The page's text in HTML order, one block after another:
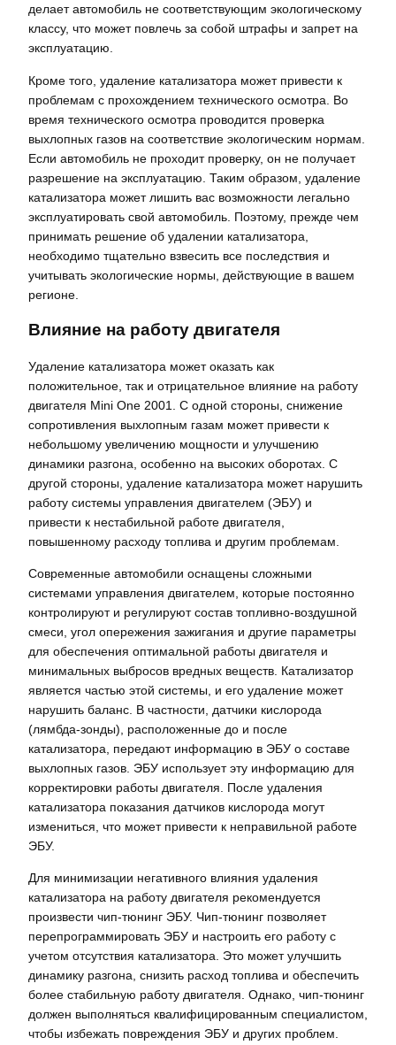
делает автомобиль не соответствующим экологическому
классу, что может повлечь за собой штрафы и запрет на
эксплуатацию.
Кроме того, удаление катализатора может привести к
проблемам с прохождением технического осмотра. Во
время технического осмотра проводится проверка
выхлопных газов на соответствие экологическим нормам.
Если автомобиль не проходит проверку, он не получает
разрешение на эксплуатацию. Таким образом, удаление
катализатора может лишить вас возможности легально
эксплуатировать свой автомобиль. Поэтому, прежде чем
принимать решение об удалении катализатора,
необходимо тщательно взвесить все последствия и
учитывать экологические нормы, действующие в вашем
регионе.
Влияние на работу двигателя
Удаление катализатора может оказать как
положительное, так и отрицательное влияние на работу
двигателя Mini One 2001. С одной стороны, снижение
сопротивления выхлопным газам может привести к
небольшому увеличению мощности и улучшению
динамики разгона, особенно на высоких оборотах. С
другой стороны, удаление катализатора может нарушить
работу системы управления двигателем (ЭБУ) и
привести к нестабильной работе двигателя,
повышенному расходу топлива и другим проблемам.
Современные автомобили оснащены сложными
системами управления двигателем, которые постоянно
контролируют и регулируют состав топливно-воздушной
смеси, угол опережения зажигания и другие параметры
для обеспечения оптимальной работы двигателя и
минимальных выбросов вредных веществ. Катализатор
является частью этой системы, и его удаление может
нарушить баланс. В частности, датчики кислорода
(лямбда-зонды), расположенные до и после
катализатора, передают информацию в ЭБУ о составе
выхлопных газов. ЭБУ использует эту информацию для
корректировки работы двигателя. После удаления
катализатора показания датчиков кислорода могут
измениться, что может привести к неправильной работе
ЭБУ.
Для минимизации негативного влияния удаления
катализатора на работу двигателя рекомендуется
произвести чип-тюнинг ЭБУ. Чип-тюнинг позволяет
перепрограммировать ЭБУ и настроить его работу с
учетом отсутствия катализатора. Это может улучшить
динамику разгона, снизить расход топлива и обеспечить
более стабильную работу двигателя. Однако, чип-тюнинг
должен выполняться квалифицированным специалистом,
чтобы избежать повреждения ЭБУ и других проблем.